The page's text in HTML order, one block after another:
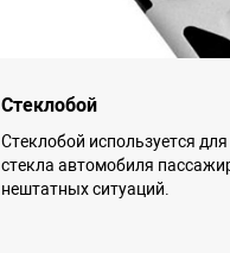
Стеклобой
Стеклобой используется
стекла автомобиля
нештатных ситуаций.